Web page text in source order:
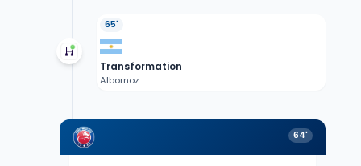
65'
Transformation
Albornoz
64'